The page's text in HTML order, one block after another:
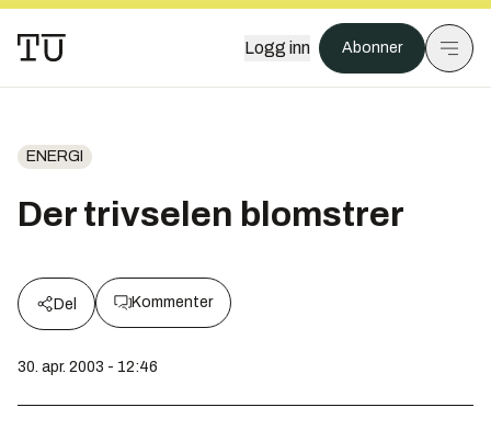
Logg inn Abonner
ENERGI
Der trivselen blomstrer
Del Kommenter
30. apr. 2003 - 12:46